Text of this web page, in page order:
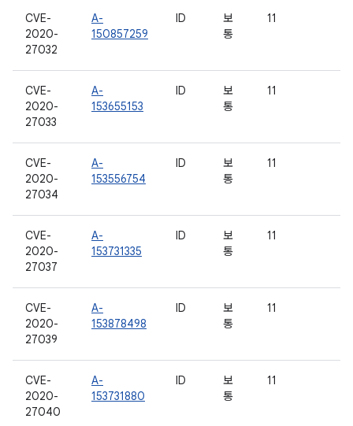
CVE-
2020-
27032
A-
150857259
ID
보
통
11
CVE-
2020-
27033
A-
153655153
ID
보
통
11
CVE-
2020-
27034
A-
153556754
ID
보
통
11
CVE-
2020-
27037
A-
153731335
ID
보
통
11
CVE-
2020-
27039
A-
153878498
ID
보
통
11
CVE-
2020-
27040
A-
153731880
ID
보
통
11